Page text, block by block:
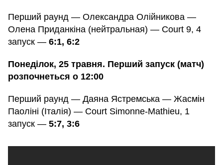
Перший раунд — Олександра Олійникова —
Олена Приданкіна (нейтральная) — Court 9, 4
запуск — 6:1, 6:2
Понеділок, 25 травня. Перший запуск (матч)
розпочнеться о 12:00
Перший раунд — Даяна Ястремська — Жасмін
Паоліні (Італія) — Court Simonne-Mathieu, 1
запуск — 5:7, 3:6